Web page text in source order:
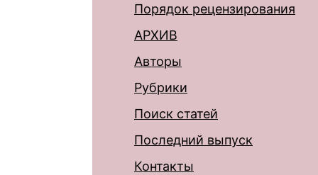
Порядок рецензирования
АРХИВ
Авторы
Рубрики
Поиск статей
Последний выпуск
Контакты